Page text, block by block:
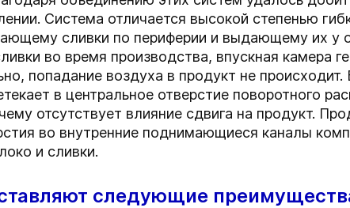
Система отличается высокой степенью
сливки по периферии и выдающему их у
во время производства, впускная камера
попадание воздуха в продукт не происходит.
в центральное отверстие поворотного
отсутствует влияние сдвига на продукт.
во внутренние поднимающиеся каналы
и сливки.
следующие